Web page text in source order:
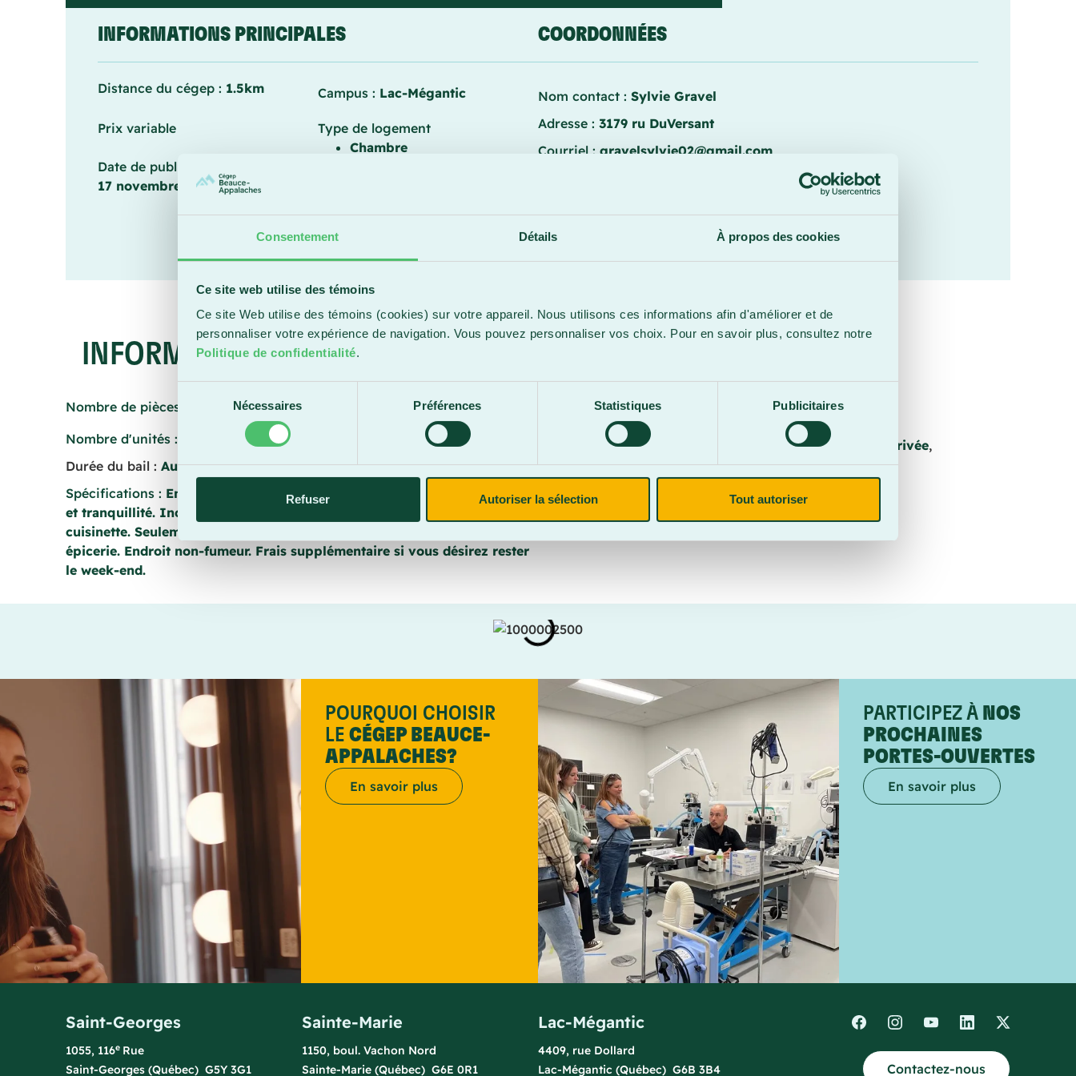
Consentement Détails À propos des cookies
Ce site web utilise des témoins
Ce site Web utilise des témoins (cookies) sur votre appareil. Nous utilisons ces informations afin d'améliorer et de
personnaliser votre expérience de navigation. Vous pouvez personnaliser vos choix. Pour en savoir plus, consultez notre
Politique de confidentialité.
du
consentement
Nécessaires Préférences Statistiques Publicitaires
Refuser Autoriser la sélection Tout autoriser
INFORMATIONS PRINCIPALES
Distance du cégep : 1.5km Campus : Lac-Mégantic
Prix variable
Type de logement
Chambre
Date de publication :
17 novembre 2025
COORDONNÉES
Nom contact : Sylvie Gravel
Adresse : 3179 ru DuVersant
Courriel : gravelsylvie02@gmail.com
Contacter
INFORMATION ADDITIONNELLES
Nombre de pièces :
Nombre d'unités :
Durée du bail : Aucun bail
Spécifications : Endroit idéal pour étudiant(e) ou enseignant(e). Sécurité
et tranquillité. Inclus : salon privé, micro-ondes, frigo, literie et et
cuisinette. Seulement un locataire... Près de la piste cyclable, randonnée,
épicerie. Endroit non-fumeur. Frais supplémentaire si vous désirez rester
le week-end.
Services offerts :
Câblodistribution, Entrée indépendante
Frigo dans la chambre
Meublé, Salle de bain privée,
Stationnement, Télévision
POURQUOI CHOISIR
LECÉGEP BEAUCE-
APPALACHES?
En savoir plus
PARTICIPEZ À NOS
PROCHAINES
PORTES-OUVERTES
En savoir plus
Saint-Georges
1055, 116e Rue
Saint-Georges (Québec) G5Y 3G1
Sainte-Marie
1150, boul. Vachon Nord
Sainte-Marie (Québec) G6E 0R1
Lac-Mégantic
4409, rue Dollard
Lac-Mégantic (Québec) G6B 3B4
Contactez-nous